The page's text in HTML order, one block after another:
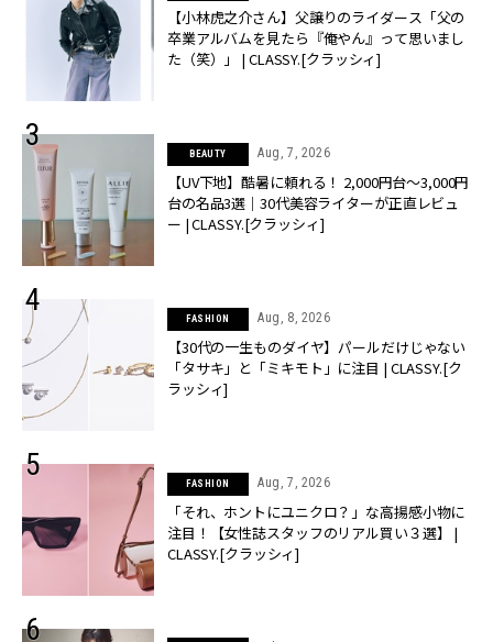
【小林虎之介さん】父譲りのライダース「父の
卒業アルバムを見たら『俺やん』って思いまし
た（笑）」 | CLASSY.[クラッシィ]
BEAUTY Aug, 7, 2026
【UV下地】酷暑に頼れる！ 2,000円台〜3,000円
台の名品3選｜30代美容ライターが正直レビュ
ー | CLASSY.[クラッシィ]
FASHION Aug, 8, 2026
【30代の一生ものダイヤ】パールだけじゃない
「タサキ」と「ミキモト」に注目 | CLASSY.[ク
ラッシィ]
FASHION Aug, 7, 2026
「それ、ホントにユニクロ？」な高揚感小物に
注目！【女性誌スタッフのリアル買い３選】 |
CLASSY.[クラッシィ]